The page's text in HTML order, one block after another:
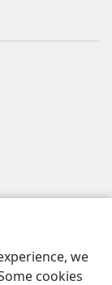
we
cookies